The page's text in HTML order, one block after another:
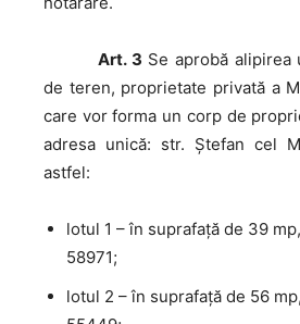
Art. 3 Se aprobă alipirea
de teren, proprietate privată a
care vor forma un corp de
adresa unică: str. Ștefan cel
astfel:
lotul 1 – în suprafaţă de 39
58971;
lotul 2 – în suprafaţă de 56